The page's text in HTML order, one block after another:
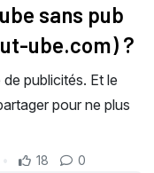
sans pub
ube.com) ?
publicités. Et le
pour ne plus
18 0